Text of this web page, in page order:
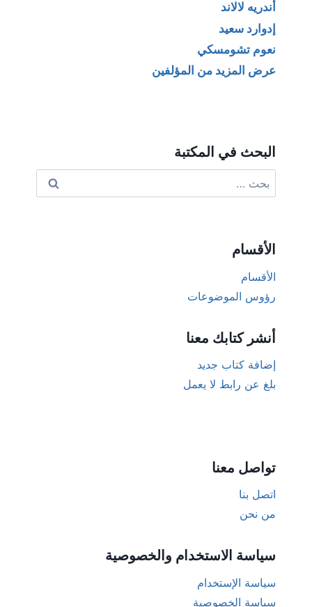
أندريه لالاند
إدوارد سعيد
نعوم تشومسكي
عرض المزيد من المؤلفين
البحث في المكتبة
عن:
الأقسام
الأقسام
رؤوس الموضوعات
أنشر كتابك معنا
إضافة كتاب جديد
بلغ عن رابط لا يعمل
تواصل معنا
اتصل بنا
من نحن
سياسة الاستخدام والخصوصية
سياسة الإستخدام
سياسة الخصوصية